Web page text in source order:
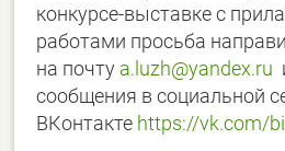
конкурсе-выставке с
работами просьба
на почту a.luzh@yandex.ru
сообщения в социальной
ВКонтакте https://vk.com/